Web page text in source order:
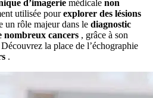
d’imagerie médicale non
utilisée pourexplorer des lésions
un rôle majeur dans le diagnostic
nombreux cancers , grâce à son
la place de l’échographie
.